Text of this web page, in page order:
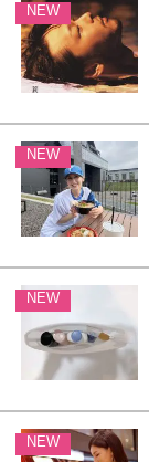
NEW
NEW
NEW
NEW